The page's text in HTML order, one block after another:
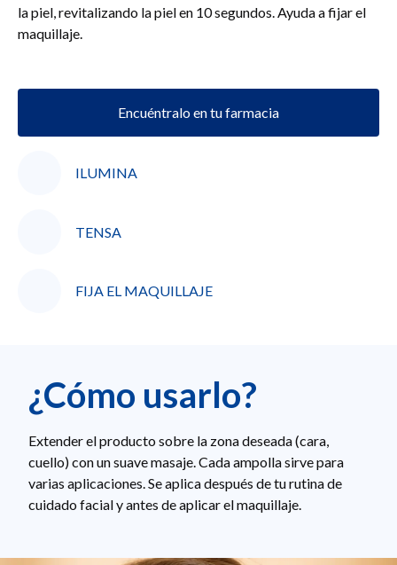
la piel, revitalizando la piel en 10 segundos. Ayuda a fijar el
maquillaje.
Encuéntralo en tu farmacia
ILUMINA
TENSA
FIJA EL MAQUILLAJE
¿Cómo usarlo?
Extender el producto sobre la zona deseada (cara,
cuello) con un suave masaje. Cada ampolla sirve para
varias aplicaciones. Se aplica después de tu rutina de
cuidado facial y antes de aplicar el maquillaje.